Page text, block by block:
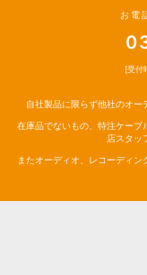
お電
[受付
自社製品に限らず他社のオ
在庫品でないもの、特注ケーブ
店スタッ
またオーディオ、レコーディ